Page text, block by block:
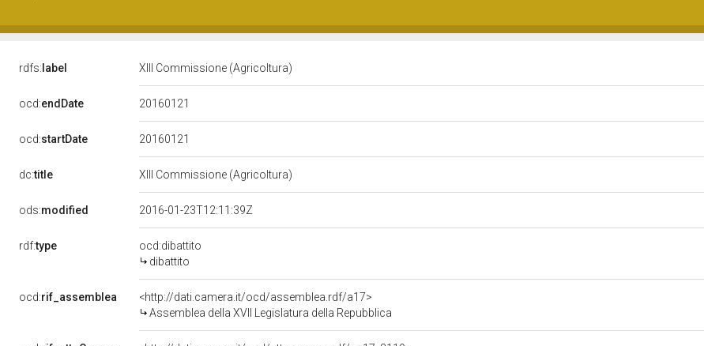
rdfs: label XIII Commissione (Agricoltura)
ocd:endDate 20160121
ocd:startDate 20160121
dc:title XIII Commissione (Agricoltura)
ods:modified 2016-01-23T12:11:39Z
rdf:type
ocd:dibattito
dibattito
ocd:rif_assemblea
<http://dati.camera.it/ocd/assemblea.rdf/a17>
Assemblea della XVII Legislatura della Repubblica